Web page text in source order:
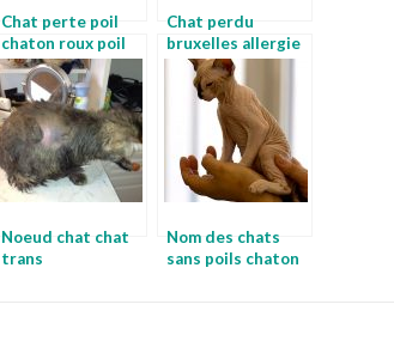
Chat perte poil
chaton roux poil
long
Chat perdu
bruxelles allergie
au poil de chat
Noeud chat chat
trans
Nom des chats
sans poils chaton